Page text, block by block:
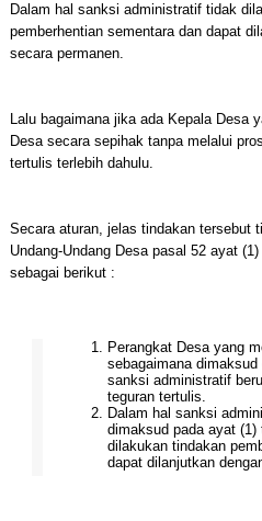
Dalam hal sanksi administratif tidak
pemberhentian sementara dan dapat
secara permanen.
Lalu bagaimana jika ada Kepala Desa
Desa secara sepihak tanpa melalui
tertulis terlebih dahulu.
Secara aturan, jelas tindakan tersebut
Undang-Undang Desa pasal 52 ayat
sebagai berikut :
Perangkat Desa yang
sebagaimana
sanksi administratif
teguran tertulis.
Dalam hal sanksi
dimaksud pada ayat
dilakukan tindakan
dapat dilanjutkan